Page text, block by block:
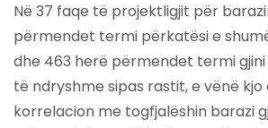
Në 37 faqe të projektligjit për
përmendet termi përkatësi e
dhe 463 herë përmendet termi
të ndryshme sipas rastit, e vënë kjo
korrelacion me togfjalëshin barazi